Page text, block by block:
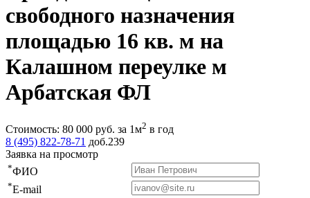
свободного назначения
площадью 16 кв. м на
Калашном переулке м
Арбатская ФЛ
Стоимость: 80 000 руб. за 1м2 в год
8 (495) 822-78-71 доб.239
Заявка на просмотр
*ФИО
*E-mail